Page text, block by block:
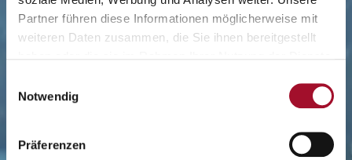
Partner führen diese Informationen möglicherweise mit
weiteren Daten zusammen, die Sie ihnen bereitgestellt
Notwendig
Präferenzen